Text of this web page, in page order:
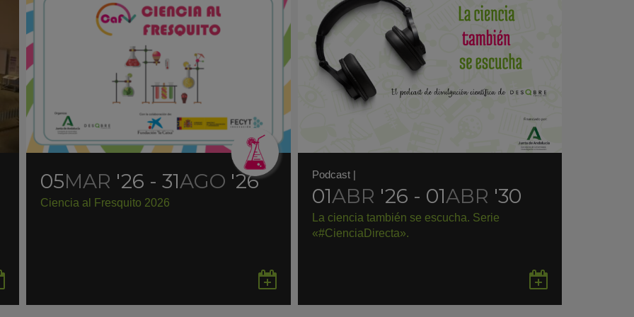
en
05MAR '26 - 31AGO '26
Ciencia al Fresquito 2026
en
Podcast|
01ABR '26 - 01ABR '30
La ciencia también se escucha. Serie
«#CienciaDirecta».
en